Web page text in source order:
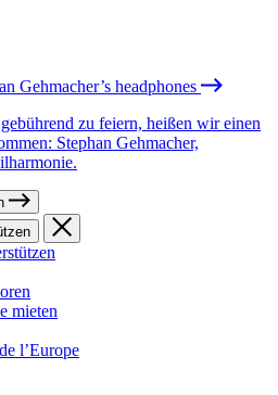
Gehmacher’s headphones
zu feiern, heißen wir einen
Stephan Gehmacher,
mieten
l’Europe